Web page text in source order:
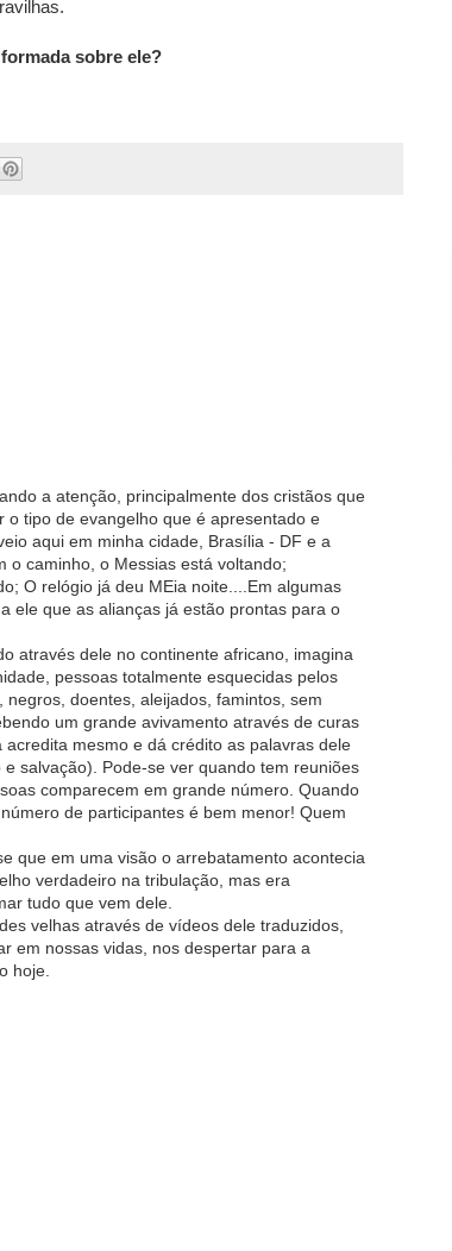
sobre ele?
a atenção, principalmente dos cristãos que
tipo de evangelho que é apresentado e
aqui em minha cidade, Brasília - DF e a
o caminho, o Messias está voltando;
O relógio já deu MEia noite....Em algumas
ele que as alianças já estão prontas para o
através dele no continente africano, imagina
pessoas totalmente esquecidas pelos
doentes, aleijados, famintos, sem
um grande avivamento através de curas
mesmo e dá crédito as palavras dele
salvação). Pode-se ver quando tem reuniões
comparecem em grande número. Quando
de participantes é bem menor! Quem
que em uma visão o arrebatamento acontecia
verdadeiro na tribulação, mas era
tudo que vem dele.
velhas através de vídeos dele traduzidos,
em nossas vidas, nos despertar para a
hoje.